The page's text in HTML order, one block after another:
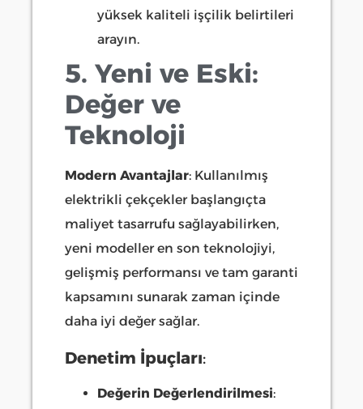
yüksek kaliteli işçilik belirtileri
arayın.
5. Yeni ve Eski:
Değer ve
Teknoloji
Modern Avantajlar: Kullanılmış
elektrikli çekçekler başlangıçta
maliyet tasarrufu sağlayabilirken,
yeni modeller en son teknolojiyi,
gelişmiş performansı ve tam garanti
kapsamını sunarak zaman içinde
daha iyi değer sağlar.
Denetim İpuçları:
Değerin Değerlendirilmesi: